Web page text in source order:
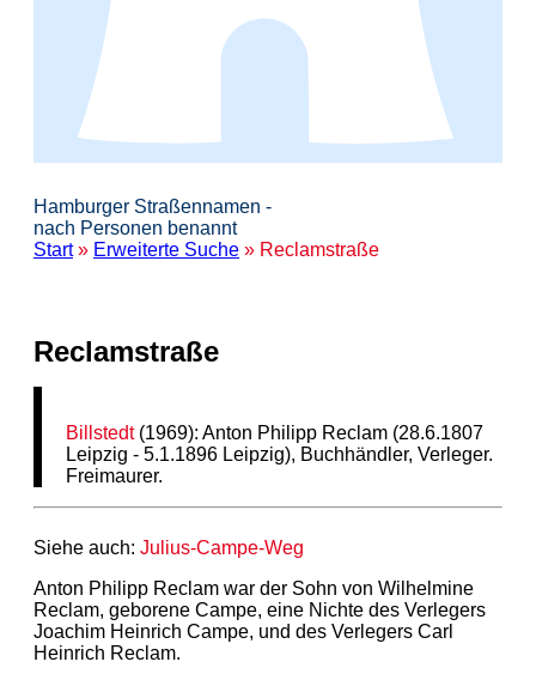
Hamburger Straßennamen -
nach Personen benannt
Start» Erweiterte Suche » Reclamstraße
Reclamstraße
Billstedt(1969): Anton Philipp Reclam (28.6.1807
Leipzig - 5.1.1896 Leipzig), Buchhändler, Verleger.
Freimaurer.
Siehe auch: Julius-Campe-Weg
Anton Philipp Reclam war der Sohn von Wilhelmine
Reclam, geborene Campe, eine Nichte des Verlegers
Joachim Heinrich Campe, und des Verlegers Carl
Heinrich Reclam.